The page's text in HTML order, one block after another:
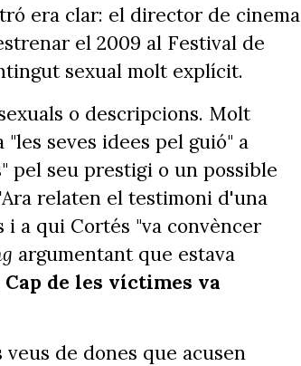
era clar: el director de cinema
el 2009 al Festival de
sexual molt explícit.
o descripcions. Molt
seves idees pel guió" a
pel seu prestigi o un possible
relaten el testimoni d'una
a qui Cortés "va convèncer
argumentant que estava
Cap de les víctimes va
veus de dones que acusen